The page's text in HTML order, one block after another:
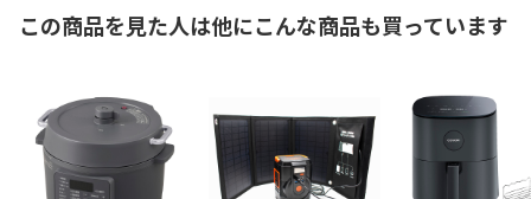
この商品を見た人は他にこんな商品も買っています